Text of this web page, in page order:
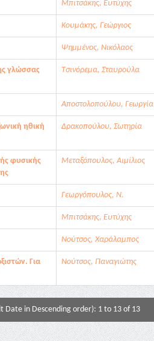
Μπιτσάκης, Ευτύχης
Κουμάκης, Γεώργιος
Ψημμένος, Νικόλαος
γλώσσας
Τσινόρεμα, Σταυρούλα
Αποστολοπούλου, Γεωργία
ηθική
Δρακοπούλου, Σωτηρία
φυσικής
Μεταξόπουλος, Αιμίλιος
Γεωργόπουλος, Ν.
Μπιτσάκης, Ευτύχης
Νούτσος, Χαράλαμπος
Για
Νούτσος, Παναγιώτης
Date in Descending order): 1 to 13 of 13